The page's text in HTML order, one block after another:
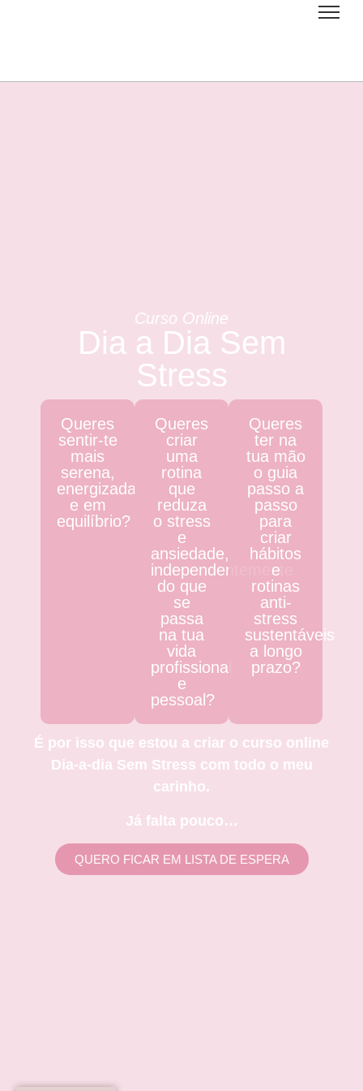
Curso Online
Dia a Dia Sem
Stress
Queres
sentir-te
mais
serena,
energizada
e em
equilíbrio?
Queres
criar
uma
rotina
que
reduza
o stress
e
ansiedade,
independentemente
do que
se
passa
na tua
vida
profissional
e
pessoal?
Queres
ter na
tua mão
o guia
passo a
passo
para
criar
hábitos
e
rotinas
anti-
stress
sustentáveis
a longo
prazo?
É por isso que estou a criar o curso online
Dia-a-dia Sem Stress com todo o meu
carinho.
Já falta pouco…
QUERO FICAR EM LISTA DE ESPERA